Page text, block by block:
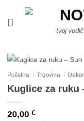
content
tvoj
Početna / Trgovina /
Kuglice za ruku
20,00 €